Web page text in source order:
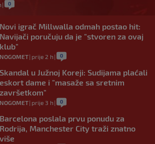
| 0
Novi igrač Millwalla odmah postao hit:
Navijači poručuju da je "stvoren za ovaj
klub"
NOGOMET| prije 2 h | 0
Skandal u Južnoj Koreji: Sudijama plaćali
eskort dame i "masaže sa sretnim
završetkom"
NOGOMET| prije 3 h | 0
Barcelona poslala prvu ponudu za
Rodrija, Manchester City traži znatno
više